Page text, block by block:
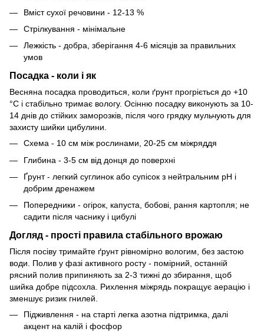
Вміст сухої речовини - 12-13 %
Стрілкування - мінімальне
Лежкість - добра, зберігання 4-6 місяців за правильних
умов
Посадка - коли і як
Весняна посадка проводиться, коли ґрунт прогріється до +10
°C і стабільно тримає вологу. Осінню посадку виконують за 10-
14 днів до стійких заморозків, після чого грядку мульчують для
захисту шийки цибулини.
Схема - 10 см між рослинами, 20-25 см міжряддя
Глибина - 3-5 см від донця до поверхні
Ґрунт - легкий суглинок або супісок з нейтральним pH і
добрим дренажем
Попередники - огірок, капуста, бобові, рання картопля; не
садити після часнику і цибулі
Догляд - прості правила стабільного врожаю
Після посіву тримайте ґрунт рівномірно вологим, без застою
води. Полив у фазі активного росту - помірний, останній
рясний полив припиняють за 2-3 тижні до збирання, щоб
шийка добре підсохла. Рихлення міжрядь покращує аерацію і
зменшує ризик гнилей.
Підживлення - на старті легка азотна підтримка, далі
акцент на калій і фосфор